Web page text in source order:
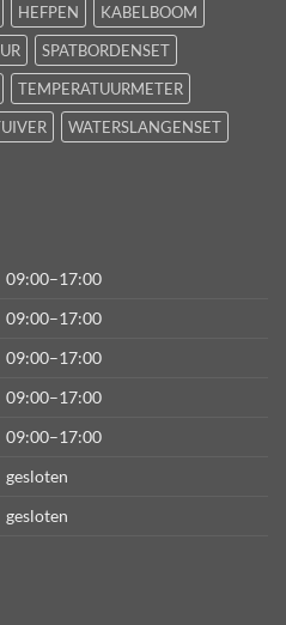
HEFPEN
KABELBOOM
SPATBORDENSET
TEMPERATUURMETER
WATERSLANGENSET
09:00–17:00
09:00–17:00
09:00–17:00
09:00–17:00
09:00–17:00
gesloten
gesloten